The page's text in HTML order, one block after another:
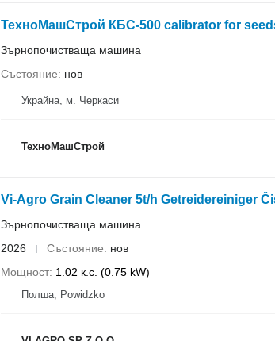
ТехноМашСтрой КБС-500 calibrator for
Зърнопочистваща машина
Състояние
нов
Украйна, м. Черкаси
ТехноМашСтрой
Vi-Agro Grain Cleaner 5t/h Getreidereiniger
Зърнопочистваща машина
2026
Състояние
нов
Мощност 1.02 к.с. (0.75 kW)
Полша, Powidzko